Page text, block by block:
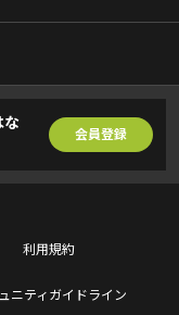
な
会員登録
利用規約
ニティガイドライン